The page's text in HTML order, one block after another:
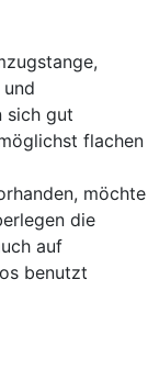
sich gut
flachen
möchte
die
auf
benutzt